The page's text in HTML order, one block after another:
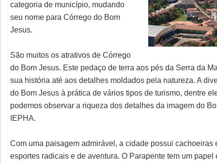
categoria de município, mudando
seu nome para Córrego do Bom
Jesus.
São muitos os atrativos de Córrego
do Bom Jesus. Este pedaço de terra aos pés da Serra da
sua história até aos detalhes moldados pela natureza. A
do Bom Jesus à prática de vários tipos de turismo, dentre
podemos observar a riqueza dos detalhes da imagem do
IEPHA.
Com uma paisagem admirável, a cidade possui
esportes radicais e de aventura. O Parapente tem um